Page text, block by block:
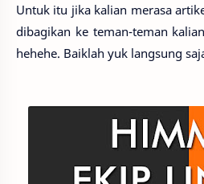
Untuk itu jika kalian merasa
dibagikan ke teman-teman
hehehe. Baiklah yuk langsung